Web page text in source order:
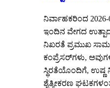
ನಿರ್ವಾಹಕರಿಂದ 2026-
ಇಂದಿನ ವೇಗದ
ನಿಖರತೆ ಪ್ರಮುಖ
ಕಂಪ್ರೆಸರ್‌ಗಳು, ಅವುಗಳ
ಸ್ಥಿರತೆಯೊಂದಿಗೆ, ಉಷ್ಣ
ಶೈತ್ಯೀಕರಣ